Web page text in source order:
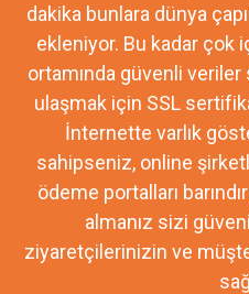
dakika bunlara dünya
ekleniyor. Bu kadar çok
ortamında güvenli
ulaşmak için SSL
İnternette varlık
sahipseniz, online
ödeme portalları
almanız sizi
ziyaretçilerinizin ve